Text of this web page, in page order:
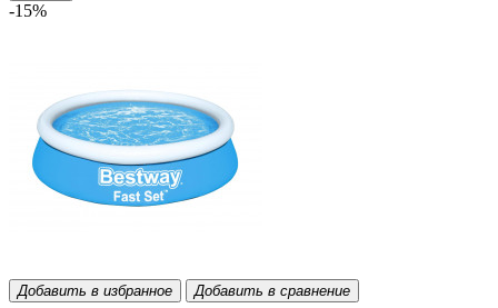
-15%
Добавить в избранное Добавить в сравнение